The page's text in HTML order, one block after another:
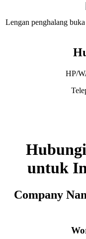
Lengan penghalang
HP/
untuk
Company